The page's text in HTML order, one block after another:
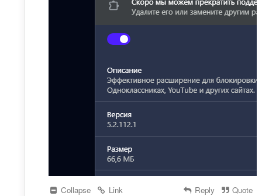
Collapse Link Reply Quote